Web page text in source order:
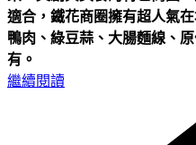
適合，鐵花商圈擁有超人氣
鴨肉、綠豆蒜、大腸麵線、
有。
繼續閱讀